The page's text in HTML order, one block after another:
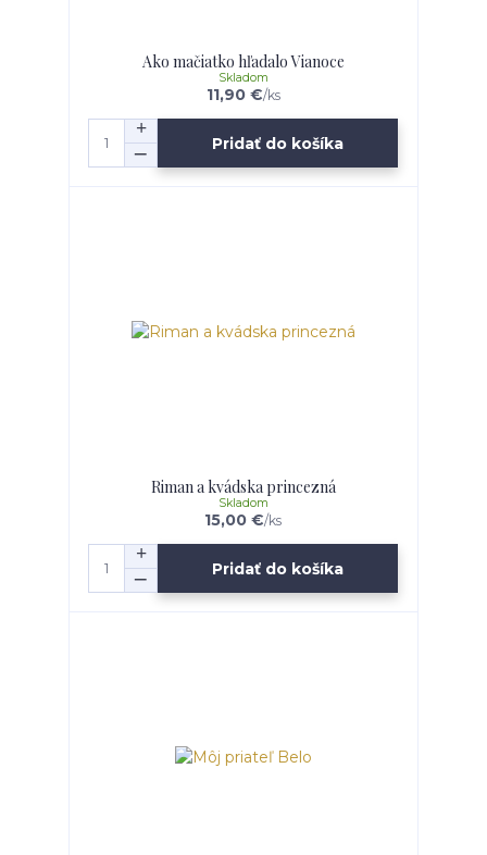
Ako mačiatko hľadalo Vianoce
11,90 €/ks
Skladom
Pridať do košíka
Riman a kvádska princezná
15,00 €/ks
Skladom
Pridať do košíka